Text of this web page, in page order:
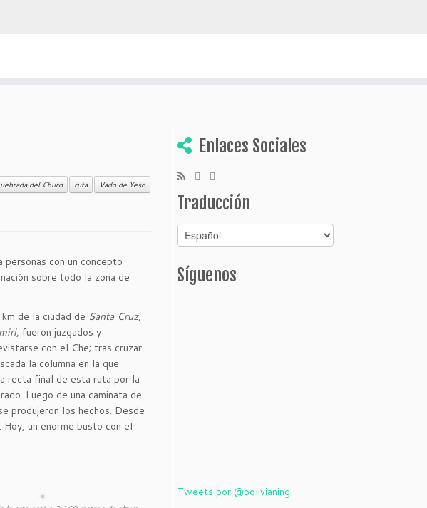
auténtica para descubrir Bolivia
del Churo ruta Vado de Yeso
personas con un concepto
sobre todo la zona de
de la ciudad de Santa Cruz,
, fueron juzgados y
con el Che; tras cruzar
la columna en la que
recta final de esta ruta por la
Luego de una caminata de
produjeron los hechos. Desde
un enorme busto con el
Enlaces Sociales
Traducción
Síguenos
Tweets por @bolivianing